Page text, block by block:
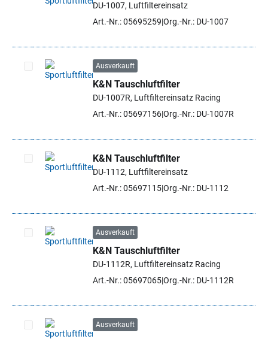
Artikel auswählen
DU-1007, Luftfiltereinsatz
Art.-Nr.: 05695259 Org.-Nr.: DU-1007
Artikel auswählen
Ausverkauft
K&N Tauschluftfilter
DU-1007R, Luftfiltereinsatz Racing
Art.-Nr.: 05697156Org.-Nr.: DU-1007R
Artikel auswählen
K&N Tauschluftfilter
DU-1112, Luftfiltereinsatz
Art.-Nr.: 05697115Org.-Nr.: DU-1112
Artikel auswählen
Ausverkauft
K&N Tauschluftfilter
DU-1112R, Luftfiltereinsatz Racing
Art.-Nr.: 05697065Org.-Nr.: DU-1112R
Ausverkauft